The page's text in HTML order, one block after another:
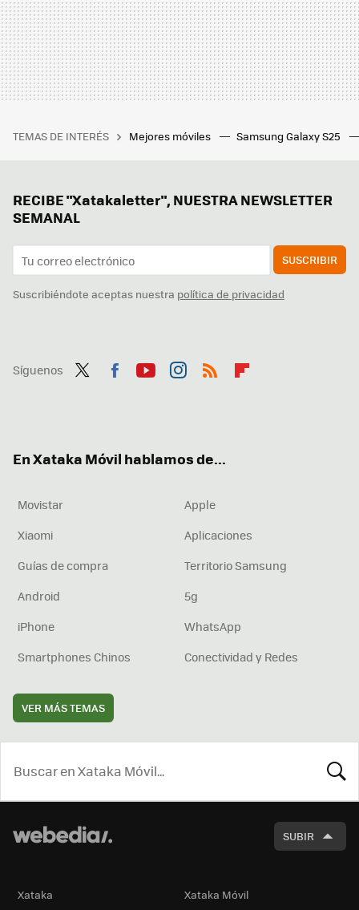
TEMAS DE INTERÉS Mejores móviles Samsung Galaxy S25
RECIBE "Xatakaletter", NUESTRA NEWSLETTER
SEMANAL
SUSCRIBIR
Suscribiéndote aceptas nuestra política de privacidad
Síguenos
En Xataka Móvil hablamos de...
Movistar
Apple
Xiaomi
Aplicaciones
Guías de compra
Territorio Samsung
Android
5g
iPhone
WhatsApp
Smartphones Chinos
Conectividad y Redes
VER MÁS TEMAS
SUBIR
Xataka Xataka Móvil